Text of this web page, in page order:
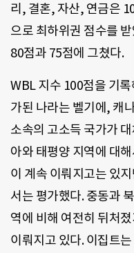
리, 결혼, 자산, 연금은
으로 최하위권 점수를
80점과 75점에 그쳤다.
WBL 지수 100점을 기
가된 나라는 벨기에, 캐
소속의 고소득 국가가
아와 태평양 지역에 대
이 계속 이뤄지고는 있
서는 평가했다. 중동과
역에 비해 여전히 뒤처
이뤄지고 있다. 이집트